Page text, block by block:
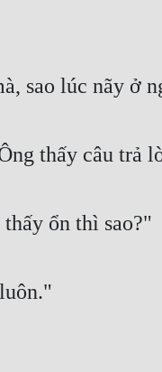
sao lúc nãy ở
thấy câu trả
ổn thì sao?"